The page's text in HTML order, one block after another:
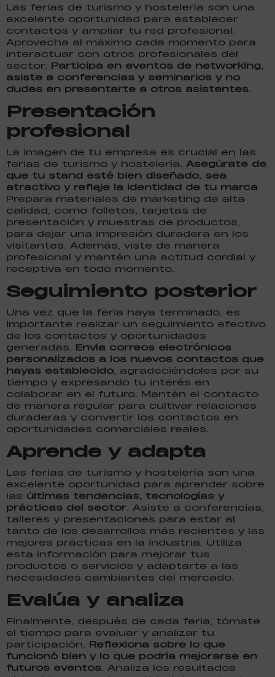
Las ferias de turismo y hostelería son una
excelente oportunidad para establecer
contactos y ampliar tu red profesional.
Aprovecha al máximo cada momento para
interactuar con otros profesionales del
sector. Participa en eventos de networking,
asiste a conferencias y seminarios y no
dudes en presentarte a otros asistentes
Presentación
profesional
La imagen de tu empresa es crucial en las
ferias de turismo y hostelería. Asegúrate de
que tu stand esté bien diseñado, sea
atractivo y refleje la identidad de tu marca
Prepara materiales de marketing de alta
calidad, como folletos, tarjetas de
presentación y muestras de productos,
para dejar una impresión duradera en los
visitantes. Además, viste de manera
profesional y mantén una actitud cordial y
receptiva en todo momento.
Seguimiento posterior
Una vez que la feria haya terminado, es
importante realizar un seguimiento efectivo
de los contactos y oportunidades
generadas. Envía correos electrónicos
personalizados a los nuevos contactos que
hayas establecido , agradeciéndoles por su
tiempo y expresando tu interés en
colaborar en el futuro. Mantén el contacto
de manera regular para cultivar relaciones
duraderas y convertir los contactos en
oportunidades comerciales reales.
Aprende y adapta
Las ferias de turismo y hostelería son una
excelente oportunidad para aprender sobre
las últimas tendencias, tecnologías y
prácticas del sector . Asiste a conferencias,
talleres y presentaciones para estar al
tanto de los desarrollos más recientes y las
mejores prácticas en la industria. Utiliza
esta información para mejorar tus
productos o servicios y adaptarte a las
necesidades cambiantes del mercado.
Evalúa y analiza
Finalmente, después de cada feria, tómate
el tiempo para evaluar y analizar tu
participación. Reflexiona sobre lo que
funcionó bien y lo que podría mejorarse en
futuros eventos . Analiza los resultados